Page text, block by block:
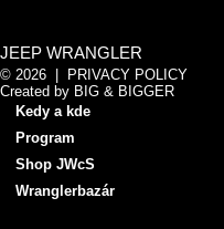
JEEP WRANGLER
© 2026 |
PRIVACY POLICY
Created by BIG & BIGGER
Kedy a kde
Program
Shop JWcS
Wranglerbazár